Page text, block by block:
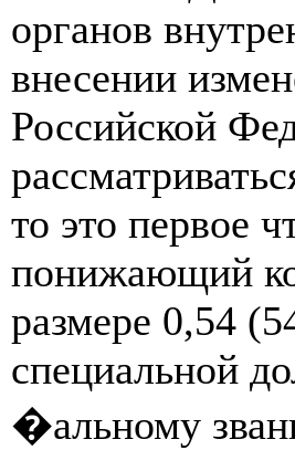
органов
внесении
Российской
то это первое
понижающий
размере 0,54
специальной
�альному